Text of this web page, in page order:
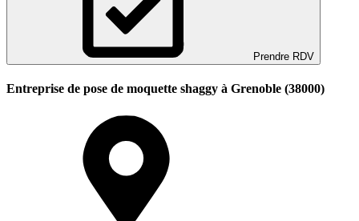
Prendre RDV
Entreprise de pose de moquette shaggy à Grenoble (38000)